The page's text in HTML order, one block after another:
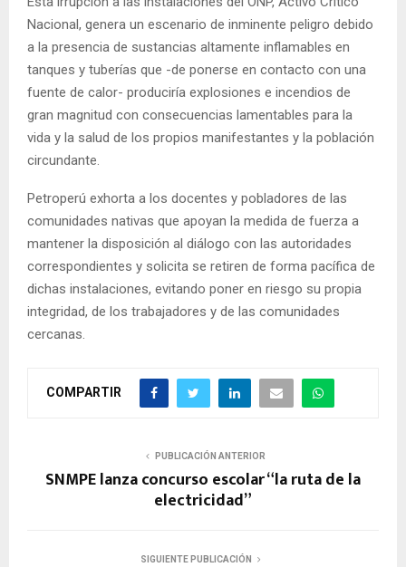
Nacional, genera un escenario de inminente peligro debido
a la presencia de sustancias altamente inflamables en
tanques y tuberías que -de ponerse en contacto con una
fuente de calor- produciría explosiones e incendios de
gran magnitud con consecuencias lamentables para la
vida y la salud de los propios manifestantes y la población
circundante.
Petroperú exhorta a los docentes y pobladores de las
comunidades nativas que apoyan la medida de fuerza a
mantener la disposición al diálogo con las autoridades
correspondientes y solicita se retiren de forma pacífica de
dichas instalaciones, evitando poner en riesgo su propia
integridad, de los trabajadores y de las comunidades
cercanas.
COMPARTIR
PUBLICACIÓN ANTERIOR
SNMPE lanza concurso escolar “la ruta de la
electricidad”
SIGUIENTE PUBLICACIÓN